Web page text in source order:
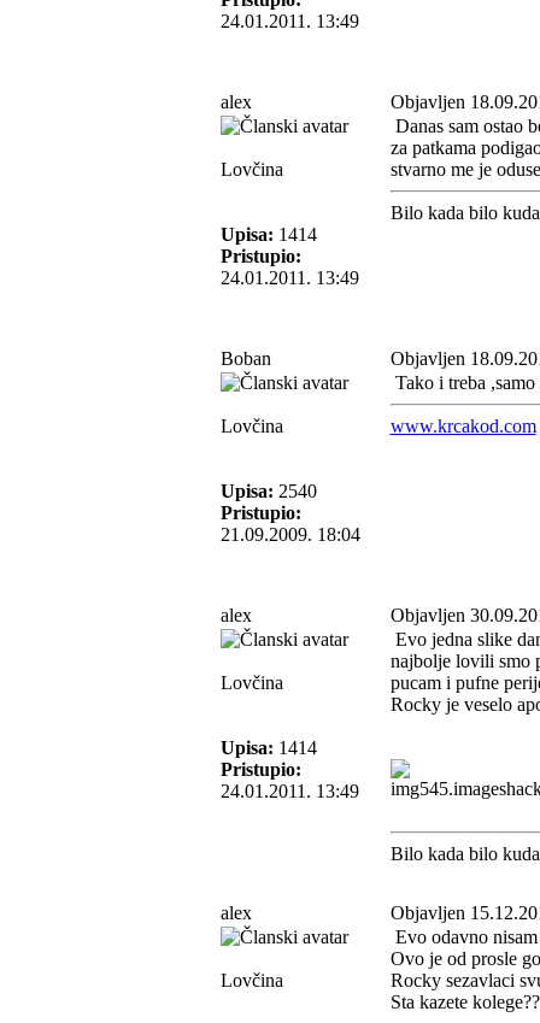
24.01.2011. 13:49
alex Objavljen
Lovčina
Upisa: 1414
Pristupio:
24.01.2011. 13:49
Danas sam ostao
za patkama
stvarno me je
Bilo kada bilo
Boban Objavljen
Lovčina
Upisa: 2540
Pristupio:
21.09.2009. 18:04
Tako i treba
www.krcakod.com
alex Objavljen
Lovčina
Upisa: 1414
Pristupio:
24.01.2011. 13:49
Evo jedna slike
najbolje lovili smo
pucam i pufne
Rocky je veselo
Bilo kada bilo
alex Objavljen
Lovčina
Evo odavno
Ovo je od prosle
Rocky sezavlaci
Sta kazete